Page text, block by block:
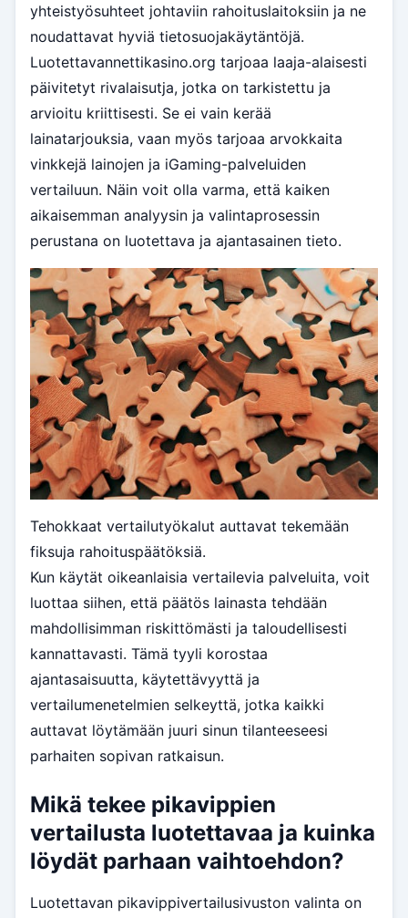
yhteistyösuhteet johtaviin rahoituslaitoksiin ja ne
noudattavat hyviä tietosuojakäytäntöjä.
Luotettavannettikasino.org tarjoaa laaja-alaisesti
päivitetyt rivalaisutja, jotka on tarkistettu ja
arvioitu kriittisesti. Se ei vain kerää
lainatarjouksia, vaan myös tarjoaa arvokkaita
vinkkejä lainojen ja iGaming-palveluiden
vertailuun. Näin voit olla varma, että kaiken
aikaisemman analyysin ja valintaprosessin
perustana on luotettava ja ajantasainen tieto.
Tehokkaat vertailutyökalut auttavat tekemään
fiksuja rahoituspäätöksiä.
Kun käytät oikeanlaisia vertailevia palveluita, voit
luottaa siihen, että päätös lainasta tehdään
mahdollisimman riskittömästi ja taloudellisesti
kannattavasti. Tämä tyyli korostaa
ajantasaisuutta, käytettävyyttä ja
vertailumenetelmien selkeyttä, jotka kaikki
auttavat löytämään juuri sinun tilanteeseesi
parhaiten sopivan ratkaisun.
Mikä tekee pikavippien
vertailusta luotettavaa ja kuinka
löydät parhaan vaihtoehdon?
Luotettavan pikavippivertailusivuston valinta on